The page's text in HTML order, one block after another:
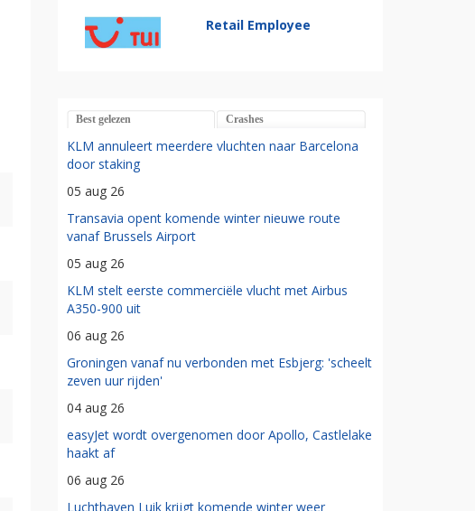
Retail Employee
Best gelezen Crashes
KLM annuleert meerdere vluchten naar Barcelona
door staking
05 aug 26
Transavia opent komende winter nieuwe route
vanaf Brussels Airport
05 aug 26
KLM stelt eerste commerciële vlucht met Airbus
A350-900 uit
06 aug 26
Groningen vanaf nu verbonden met Esbjerg: 'scheelt
zeven uur rijden'
04 aug 26
easyJet wordt overgenomen door Apollo, Castlelake
haakt af
06 aug 26
Luchthaven Luik krijgt komende winter weer